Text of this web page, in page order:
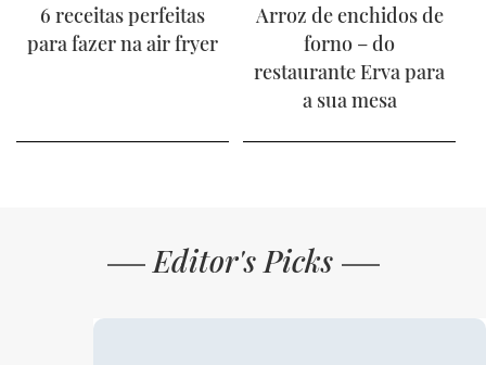
6 receitas perfeitas
para fazer na air fryer
Arroz de enchidos de
forno – do
restaurante Erva para
a sua mesa
Editor's Picks